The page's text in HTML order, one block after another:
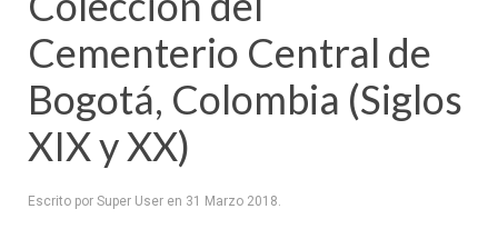
Cementerio Central de
Bogotá, Colombia (Siglos
XIX y XX)
Escrito por Super User en 31 Marzo 2018.